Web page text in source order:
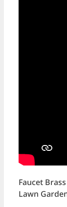
Faucet
Lawn